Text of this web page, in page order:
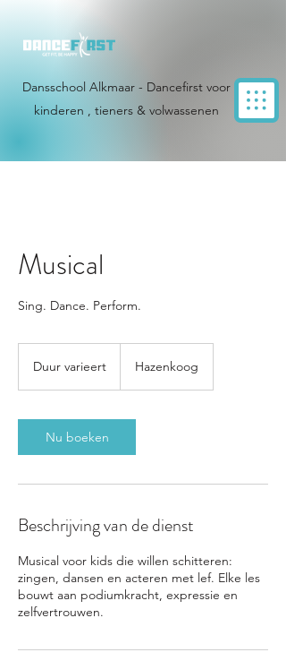
Dansschool Alkmaar - Dancefirst voor
kinderen , tieners & volwassenen
Musical
Sing. Dance. Perform.
Duur varieert
r
v
a
i
r
Hazenkoog
Nu boeken
Beschrijving van de dienst
Musical voor kids die willen schitteren:
zingen, dansen en acteren met lef. Elke les
bouwt aan podiumkracht, expressie en
zelfvertrouwen.